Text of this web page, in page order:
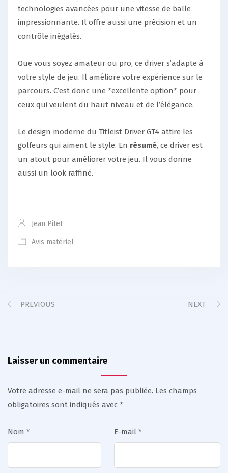
technologies avancées pour une vitesse de balle
impressionnante. Il offre aussi une précision et un
contrôle inégalés.
Que vous soyez amateur ou pro, ce driver s’adapte à
votre style de jeu. Il améliore votre expérience sur le
parcours. C’est donc une *excellente option* pour
ceux qui veulent du haut niveau et de l’élégance.
Le design moderne du Titleist Driver GT4 attire les
golfeurs qui aiment le style. En résumé, ce driver est
un atout pour améliorer votre jeu. Il vous donne
aussi un look raffiné.
Jean Pitet
Avis matériel
PREVIOUS NEXT
Laisser un commentaire
Votre adresse e-mail ne sera pas publiée. Les champs
obligatoires sont indiqués avec *
Nom * E-mail *